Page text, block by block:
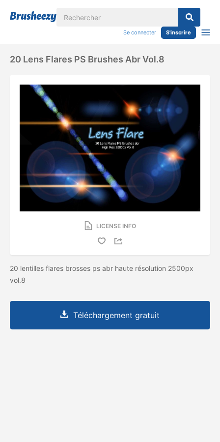
Se connecter S'inscrire
20 Lens Flares PS Brushes Abr Vol.8
LICENSE INFO
20 lentilles flares brosses ps abr haute résolution 2500px
vol.8
Téléchargement gratuit